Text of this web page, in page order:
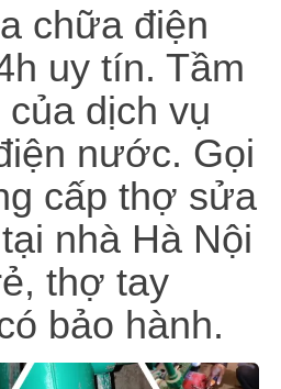
chữa điện
uy tín. Tầm
dịch vụ
nước. Gọi
cấp thợ sửa
nhà Hà Nội
thợ tay
bảo hành.